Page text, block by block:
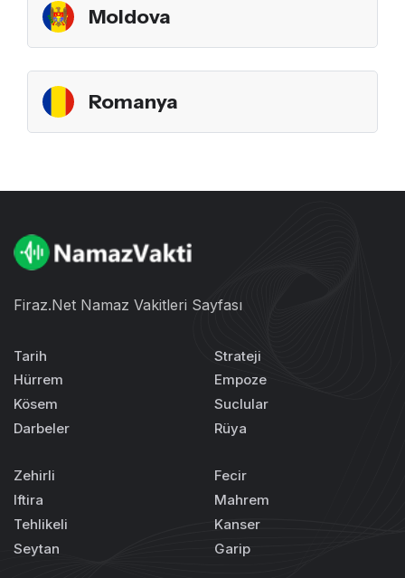
Moldova
Romanya
Firaz.Net Namaz Vakitleri Sayfası
Tarih
Hürrem
Kösem
Darbeler
Strateji
Empoze
Suclular
Rüya
Zehirli
Iftira
Tehlikeli
Seytan
Fecir
Mahrem
Kanser
Garip